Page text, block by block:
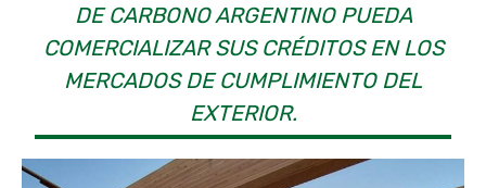
DE CARBONO ARGENTINO PUEDA
COMERCIALIZAR SUS CRÉDITOS EN LOS
MERCADOS DE CUMPLIMIENTO DEL
EXTERIOR.